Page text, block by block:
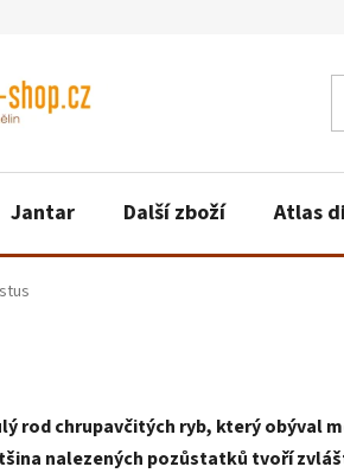
Jantar Další zboží Atlas
rod chrupavčitých ryb, který obýval
nalezených pozůstatků tvoří